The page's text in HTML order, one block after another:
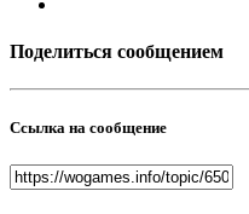
Поделиться сообщением
Ссылка на сообщение